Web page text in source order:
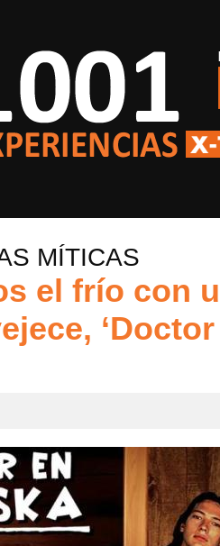
MÍTICAS
el frío con